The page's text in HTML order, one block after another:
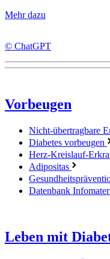
Mehr dazu
© ChatGPT
Vorbeugen
Nicht-übertragbare
Diabetes vorbeugen
Herz-Kreislauf-
Adipositas
Datenbank
Leben mit